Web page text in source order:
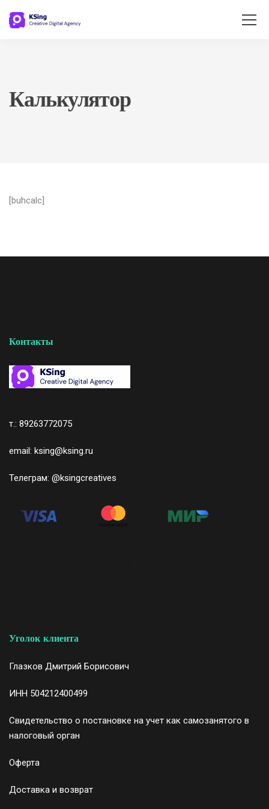
Калькулятор
[buhcalc]
Контакты
т.: 89263772075
email: ksing@ksing.ru
Телеграм: @ksingcreatives
Уголок клиента
Глазков Дмитрий Борисович
ИНН 504212400499
Свидетельство о постановке на учет как самозанятого в
налоговый орган
Оферта
Доставка и возврат